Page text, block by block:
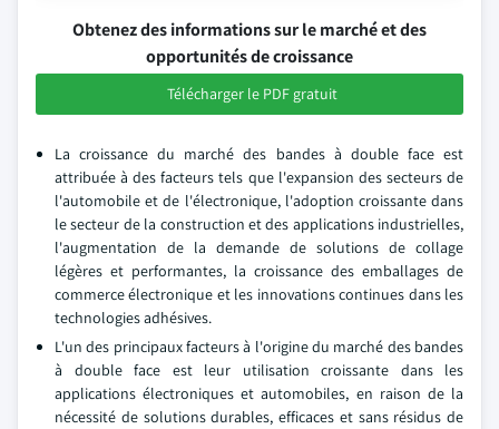
Obtenez des informations sur le marché et des
opportunités de croissance
Télécharger le PDF gratuit
La croissance du marché des bandes à double face est
attribuée à des facteurs tels que l'expansion des secteurs de
l'automobile et de l'électronique, l'adoption croissante dans
le secteur de la construction et des applications industrielles,
l'augmentation de la demande de solutions de collage
légères et performantes, la croissance des emballages de
commerce électronique et les innovations continues dans les
technologies adhésives.
L'un des principaux facteurs à l'origine du marché des bandes
à double face est leur utilisation croissante dans les
applications électroniques et automobiles, en raison de la
nécessité de solutions durables, efficaces et sans résidus de